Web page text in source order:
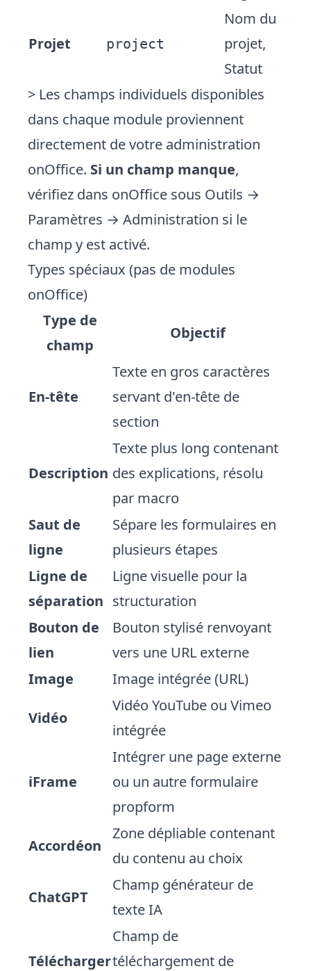
Projet project
Nom du
projet,
Statut
> Les champs individuels disponibles
dans chaque module proviennent
directement de votre administration
onOffice. Si un champ manque,
vérifiez dans onOffice sous Outils →
Paramètres → Administration si le
champ y est activé.
Types spéciaux (pas de modules
onOffice)
Type de
champ
Objectif
En-tête
Texte en gros caractères
servant d'en-tête de
section
Description
Texte plus long contenant
des explications, résolu
par macro
Saut de
ligne
Sépare les formulaires en
plusieurs étapes
Ligne de
séparation
Ligne visuelle pour la
structuration
Bouton de
lien
Bouton stylisé renvoyant
vers une URL externe
Image
Image intégrée (URL)
Vidéo
Vidéo YouTube ou Vimeo
intégrée
iFrame
Intégrer une page externe
ou un autre formulaire
propform
Accordéon
Zone dépliable contenant
du contenu au choix
ChatGPT
Champ générateur de
texte IA
Télécharger
Champ de
téléchargement de